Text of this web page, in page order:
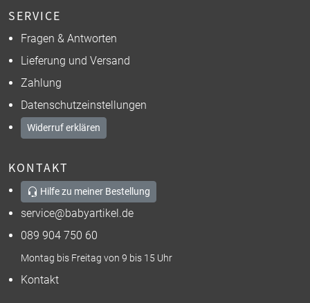
SERVICE
Fragen & Antworten
Lieferung und Versand
Zahlung
Datenschutzeinstellungen
Widerruf erklären
KONTAKT
Hilfe zu meiner Bestellung
service@babyartikel.de
089 904 750 60
Montag bis Freitag von 9 bis 15 Uhr
Kontakt